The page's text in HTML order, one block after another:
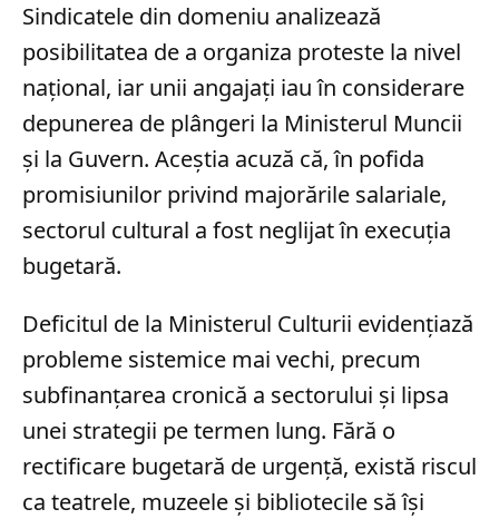
Sindicatele din domeniu analizează
posibilitatea de a organiza proteste la nivel
național, iar unii angajați iau în considerare
depunerea de plângeri la Ministerul Muncii
și la Guvern. Aceștia acuză că, în pofida
promisiunilor privind majorările salariale,
sectorul cultural a fost neglijat în execuția
bugetară.
Deficitul de la Ministerul Culturii evidențiază
probleme sistemice mai vechi, precum
subfinanțarea cronică a sectorului și lipsa
unei strategii pe termen lung. Fără o
rectificare bugetară de urgență, există riscul
ca teatrele, muzeele și bibliotecile să își